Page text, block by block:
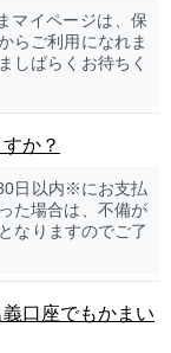
マイページは、保
らご利用になれま
しばらくお待ちく
か？
日以内※にお支払
た場合は、不備が
なりますのでご了
口座でもかまい